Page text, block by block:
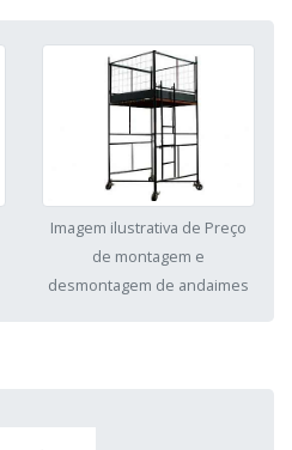
Imagem ilustrativa de Preço
de montagem e
desmontagem de andaimes